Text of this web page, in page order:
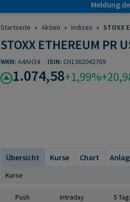
Meldung
Startseite » Aktien » Indizes » STOXX
STOXX ETHEREUM PR
WKN: A4AH34 ISIN: CH1362042769
1.074,58+1,99%
Übersicht
Kurse Chart
Kurse
Push Intraday 5